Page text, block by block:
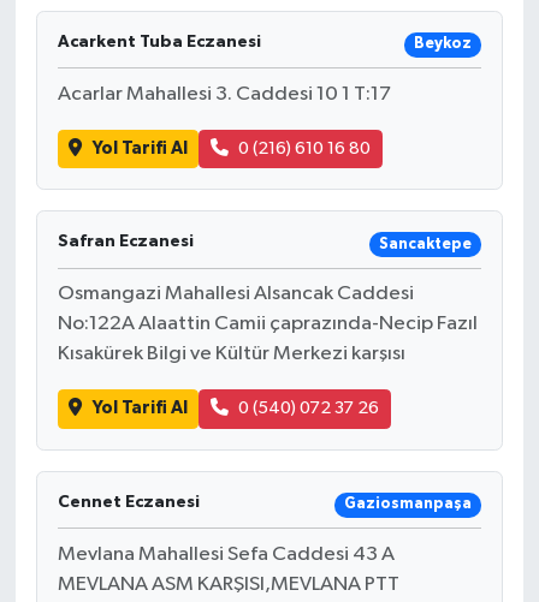
Acarkent Tuba Eczanesi Beykoz
Acarlar Mahallesi 3. Caddesi 10 1 T:17
Yol Tarifi Al 0 (216) 610 16 80
Safran Eczanesi Sancaktepe
Osmangazi Mahallesi Alsancak Caddesi
No:122A Alaattin Camii çaprazında-Necip Fazıl
Kısakürek Bilgi ve Kültür Merkezi karşısı
Yol Tarifi Al 0 (540) 072 37 26
Cennet Eczanesi Gaziosmanpaşa
Mevlana Mahallesi Sefa Caddesi 43 A
MEVLANA ASM KARŞISI,MEVLANA PTT